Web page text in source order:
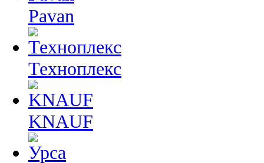
Pavan
Техноплекс
KNAUF